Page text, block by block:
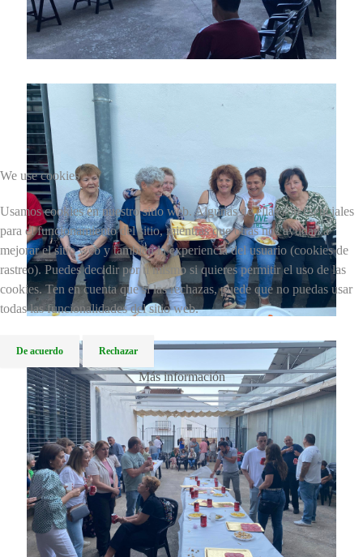
We use cookies
Usamos cookies en nuestro sitio web. Algunas de ellas son esenciales
para el funcionamiento del sitio, mientras que otras nos ayudan a
mejorar el sitio web y también la experiencia del usuario (cookies de
rastreo). Puedes decidir por ti mismo si quieres permitir el uso de las
cookies. Ten en cuenta que si las rechazas, puede que no puedas usar
todas las funcionalidades del sitio web.
De acuerdo Rechazar
Más información